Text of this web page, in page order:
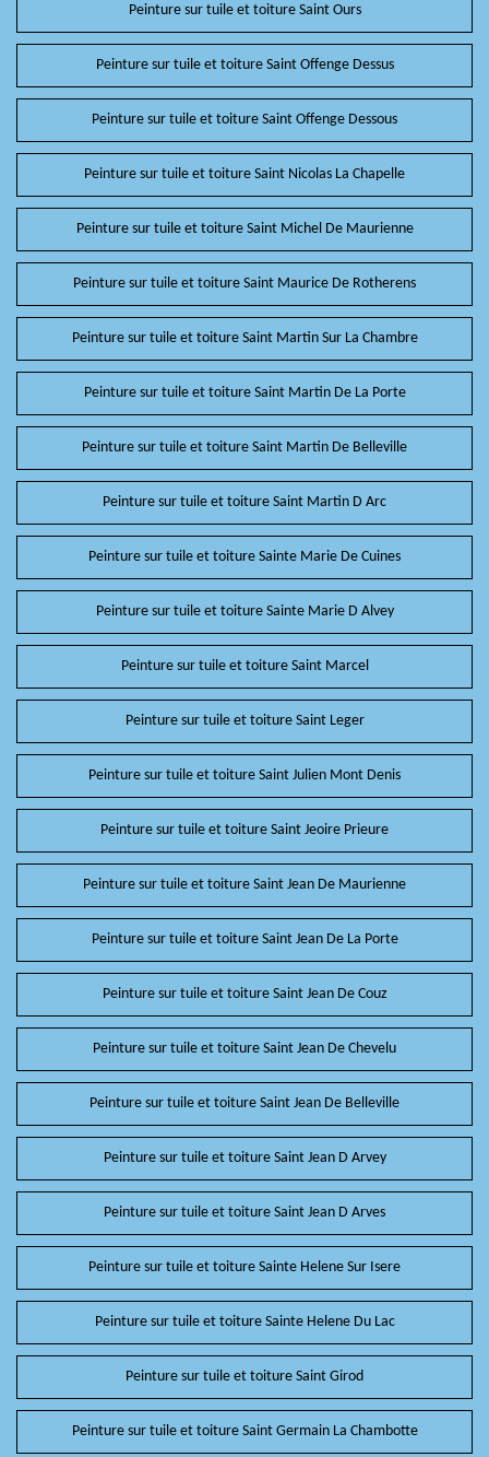
Peinture sur tuile et toiture Saint Ours
Peinture sur tuile et toiture Saint Offenge Dessus
Peinture sur tuile et toiture Saint Offenge Dessous
Peinture sur tuile et toiture Saint Nicolas La Chapelle
Peinture sur tuile et toiture Saint Michel De Maurienne
Peinture sur tuile et toiture Saint Maurice De Rotherens
Peinture sur tuile et toiture Saint Martin Sur La Chambre
Peinture sur tuile et toiture Saint Martin De La Porte
Peinture sur tuile et toiture Saint Martin De Belleville
Peinture sur tuile et toiture Saint Martin D Arc
Peinture sur tuile et toiture Sainte Marie De Cuines
Peinture sur tuile et toiture Sainte Marie D Alvey
Peinture sur tuile et toiture Saint Marcel
Peinture sur tuile et toiture Saint Leger
Peinture sur tuile et toiture Saint Julien Mont Denis
Peinture sur tuile et toiture Saint Jeoire Prieure
Peinture sur tuile et toiture Saint Jean De Maurienne
Peinture sur tuile et toiture Saint Jean De La Porte
Peinture sur tuile et toiture Saint Jean De Couz
Peinture sur tuile et toiture Saint Jean De Chevelu
Peinture sur tuile et toiture Saint Jean De Belleville
Peinture sur tuile et toiture Saint Jean D Arvey
Peinture sur tuile et toiture Saint Jean D Arves
Peinture sur tuile et toiture Sainte Helene Sur Isere
Peinture sur tuile et toiture Sainte Helene Du Lac
Peinture sur tuile et toiture Saint Girod
Peinture sur tuile et toiture Saint Germain La Chambotte